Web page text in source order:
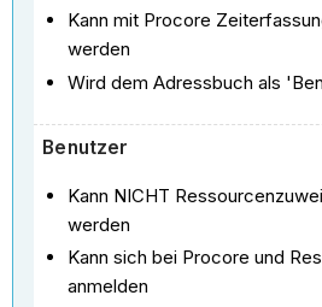
Kann mit Procore
werden
Wird dem Adressbuch als
Benutzer
Kann NICHT
werden
Kann sich bei Procore und
anmelden